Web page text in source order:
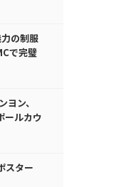
の制服
で完璧
ヨン、
ールカウ
スター